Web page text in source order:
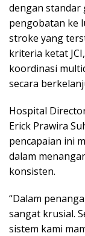
dengan standar
pengobatan ke
stroke yang
kriteria ketat
koordinasi
secara
Hospital
Erick Prawira
pencapaian ini
dalam
konsisten.
“Dalam
sangat krusial.
sistem kami